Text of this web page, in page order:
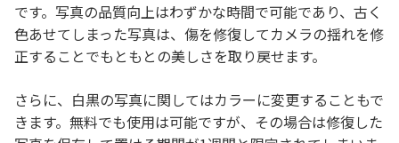
です。写真の品質向上はわずかな時間で可能であり、古く
色あせてしまった写真は、傷を修復してカメラの揺れを修
正することでもともとの美しさを取り戻せます。
さらに、白黒の写真に関してはカラーに変更することもで
きます。無料でも使用は可能ですが、その場合は修復した